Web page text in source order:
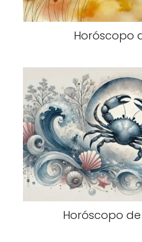
Horóscopo
Horóscopo